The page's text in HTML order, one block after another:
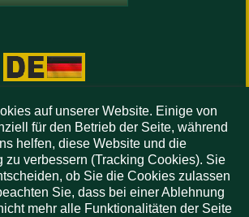
Katalog istab
auf unserer Website. Einige von
für den Betrieb der Seite, während
helfen, diese Website und die
zu verbessern (Tracking Cookies). Sie
ob Sie die Cookies zulassen
Sie, dass bei einer Ablehnung
mehr alle Funktionalitäten der Seite